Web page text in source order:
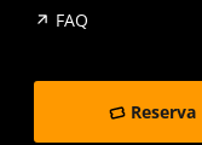
FAQ
Reserva